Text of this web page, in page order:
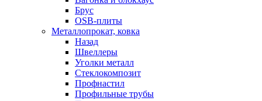
Брус
OSB-плиты
Металлопрокат, ковка
Назад
Швеллеры
Уголки металл
Стеклокомпозит
Профнастил
Профильные трубы